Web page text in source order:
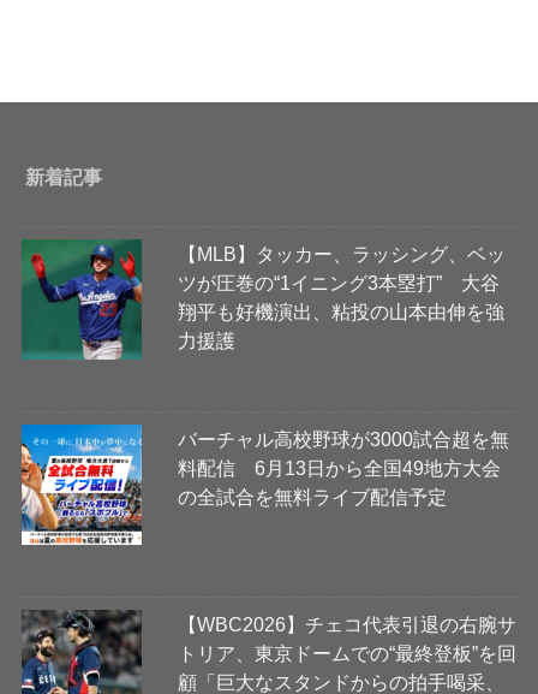
新着記事
【MLB】タッカー、ラッシング、ベッ
ツが圧巻の“1イニング3本塁打” 大谷
翔平も好機演出、粘投の山本由伸を強
力援護
バーチャル高校野球が3000試合超を無
料配信 6月13日から全国49地方大会
の全試合を無料ライブ配信予定
【WBC2026】チェコ代表引退の右腕サ
トリア、東京ドームでの“最終登板”を回
顧「巨大なスタンドからの拍手喝采、